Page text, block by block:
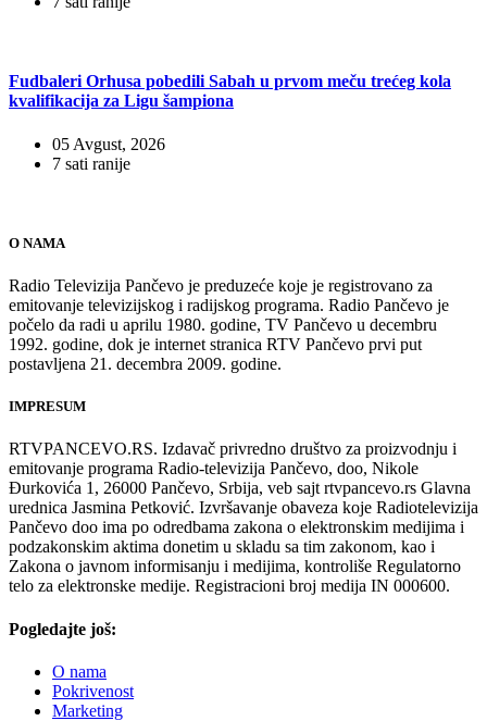
Fudbaleri Orhusa pobedili Sabah u prvom meču trećeg kola
kvalifikacija za Ligu šampiona
05 Avgust, 2026
7 sati ranije
O NAMA
Radio Televizija Pančevo je preduzeće koje je registrovano za
emitovanje televizijskog i radijskog programa. Radio Pančevo je
počelo da radi u aprilu 1980. godine, TV Pančevo u decembru
1992. godine, dok je internet stranica RTV Pančevo prvi put
postavljena 21. decembra 2009. godine.
IMPRESUM
RTVPANCEVO.RS. Izdavač privredno društvo za proizvodnju i
emitovanje programa Radio-televizija Pančevo, doo, Nikole
Đurkovića 1, 26000 Pančevo, Srbija, veb sajt rtvpancevo.rs Glavna
urednica Jasmina Petković. Izvršavanje obaveza koje Radiotelevizija
Pančevo doo ima po odredbama zakona o elektronskim medijima i
podzakonskim aktima donetim u skladu sa tim zakonom, kao i
Zakona o javnom informisanju i medijima, kontroliše Regulatorno
telo za elektronske medije. Registracioni broj medija IN 000600.
Pogledajte još:
O nama
Pokrivenost
Marketing